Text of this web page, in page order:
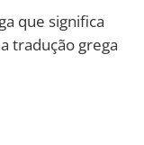
que significa
tradução grega